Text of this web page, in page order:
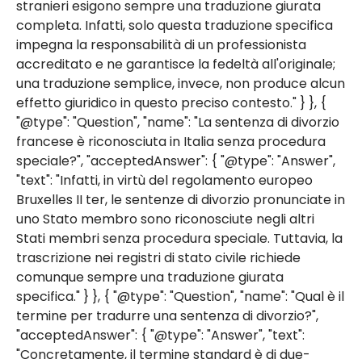
stranieri esigono sempre una traduzione giurata
completa. Infatti, solo questa traduzione specifica
impegna la responsabilità di un professionista
accreditato e ne garantisce la fedeltà all'originale;
una traduzione semplice, invece, non produce alcun
effetto giuridico in questo preciso contesto." } }, {
"@type": "Question", "name": "La sentenza di divorzio
francese è riconosciuta in Italia senza procedura
speciale?", "acceptedAnswer": { "@type": "Answer",
"text": "Infatti, in virtù del regolamento europeo
Bruxelles II ter, le sentenze di divorzio pronunciate in
uno Stato membro sono riconosciute negli altri
Stati membri senza procedura speciale. Tuttavia, la
trascrizione nei registri di stato civile richiede
comunque sempre una traduzione giurata
specifica." } }, { "@type": "Question", "name": "Qual è il
termine per tradurre una sentenza di divorzio?",
"acceptedAnswer": { "@type": "Answer", "text":
"Concretamente, il termine standard è di due-